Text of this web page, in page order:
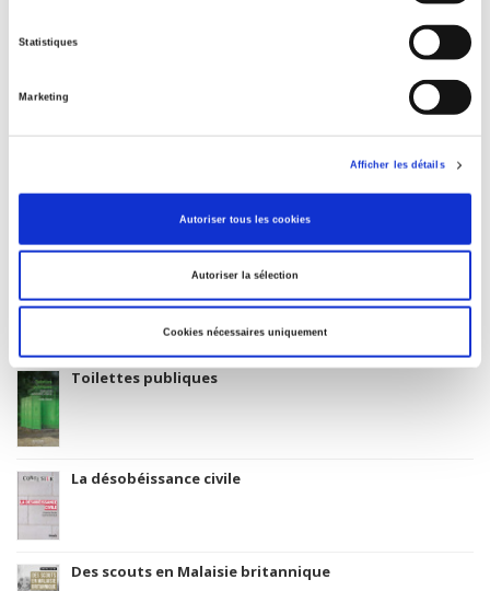
Statistiques
Marketing
Afficher les détails
Autoriser tous les cookies
Autoriser la sélection
Cookies nécessaires uniquement
01 April 1992
Thema subject category: Politics and government
La société du matching
Atlas du numérique
Toilettes publiques
La désobéissance civile
Des scouts en Malaisie britannique